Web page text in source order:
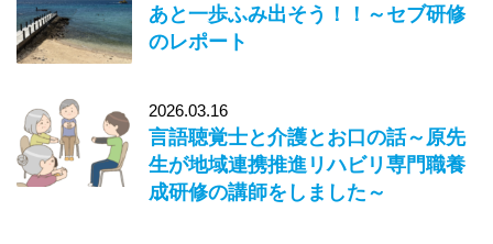
あと一歩ふみ出そう！！～セブ研修
のレポート
2026.03.16
言語聴覚士と介護とお口の話～原先
生が地域連携推進リハビリ専門職養
成研修の講師をしました～